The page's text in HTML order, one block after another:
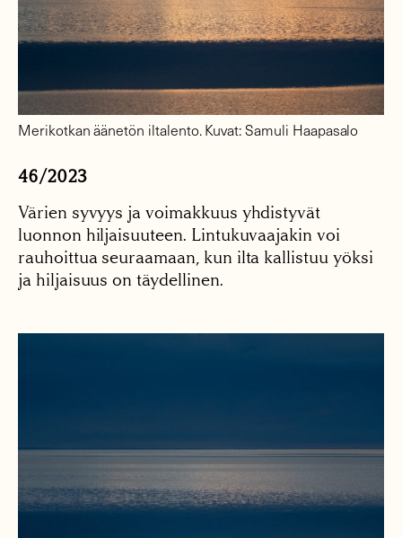
Merikotkan äänetön iltalento. Kuvat: Samuli Haapasalo
46/2023
Värien syvyys ja voimakkuus yhdistyvät
luonnon hiljaisuuteen. Lintukuvaajakin voi
rauhoittua seuraamaan, kun ilta kallistuu yöksi
ja hiljaisuus on täydellinen.